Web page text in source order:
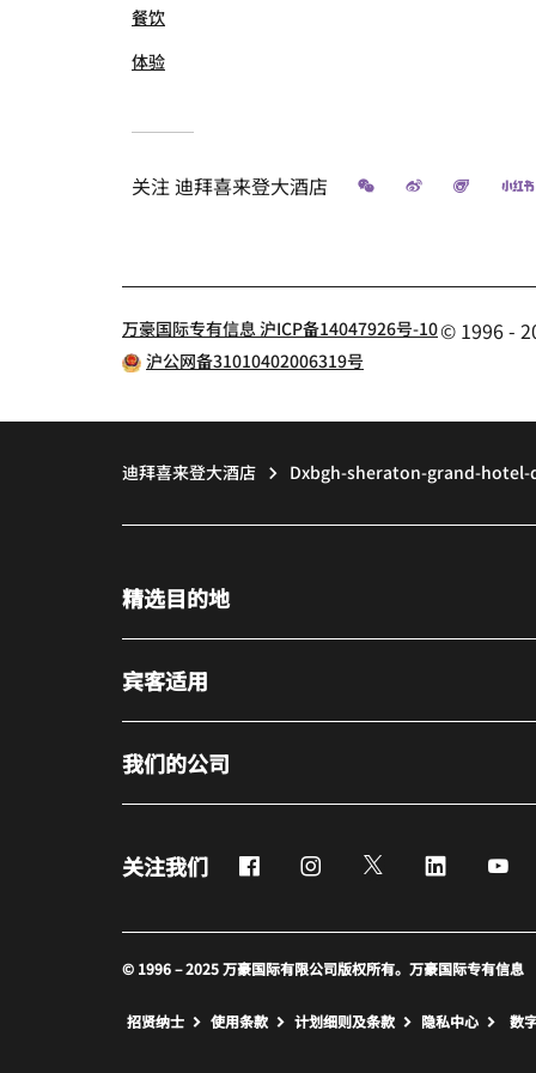
餐饮
体验
关注迪拜喜来登大酒店 微信 微博 飞猪
万豪国际专有信息 沪ICP备14047926号-10© 1996 -
沪公网备31010402006319号
迪拜喜来登大酒店 Dxbgh-sheraton-grand-hotel-
精选目的地
宾客适用
我们的公司
关注我们 FacebookInstagramTwitter LinkedIn
© 1996 – 2025 万豪国际有限公司版权所有。万豪国际专有信息
招贤纳士 使用条款 计划细则及条款 隐私中心 数